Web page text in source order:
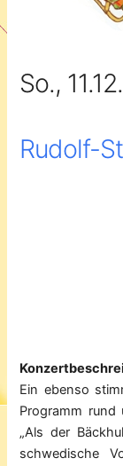
So.,
Rudolf-
Ein ebenso
Programm rund
„Als der
schwedische